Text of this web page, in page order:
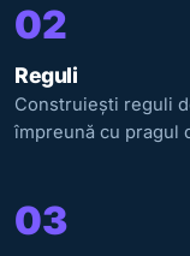
02
Reguli
Construiești reguli
împreună cu pragul
03